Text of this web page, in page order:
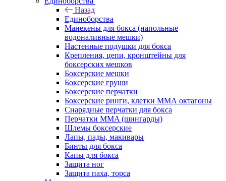
Назад
Единоборства
Манекены для бокса (напольные
водоналивные мешки)
Настенные подушки для бокса
Крепления, цепи, кронштейны для
боксерских мешков
Боксерские мешки
Боксерские груши
Боксерские перчатки
Боксерские ринги, клетки ММА октагоны
Снарядные перчатки для бокса
Перчатки MMA (шингарды)
Шлемы боксерские
Лапы, пады, макивары
Бинты для бокса
Капы для бокса
Защита ног
Защита паха, торса